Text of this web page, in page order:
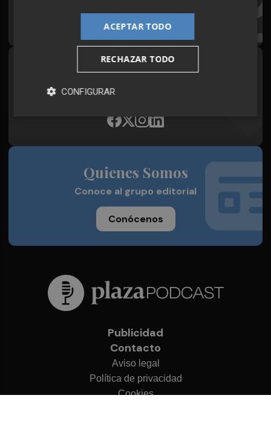
Síguenos en redes
Plaza Podcast, desde cualquier medio
Quienes Somos
Conoce al grupo editorial
Conócenos
Publicidad
Contacto
Aviso legal
Política de privacidad
Cookies
ACEPTAR TODO
RECHAZAR TODO
CONFIGURAR